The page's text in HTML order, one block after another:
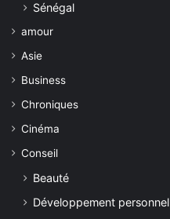
Sénégal
amour
Asie
Business
Chroniques
Cinéma
Conseil
Beauté
Développement personnel